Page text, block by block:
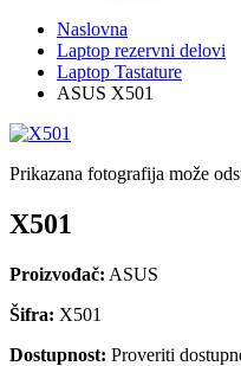
Naslovna
Laptop rezervni delovi
Laptop Tastature
ASUS X501
Prikazana fotografija može
X501
Proizvođač: ASUS
Šifra: X501
Dostupnost: Proveriti